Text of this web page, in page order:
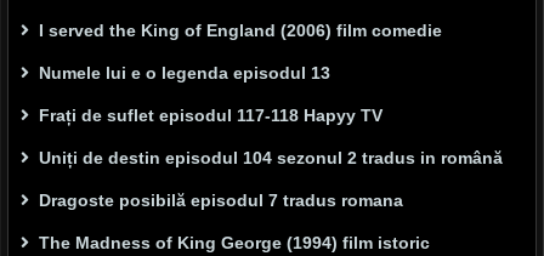
I served the King of England (2006) film comedie
Numele lui e o legenda episodul 13
Frați de suflet episodul 117-118 Hapyy TV
Uniți de destin episodul 104 sezonul 2 tradus in română
Dragoste posibilă episodul 7 tradus romana
The Madness of King George (1994) film istoric